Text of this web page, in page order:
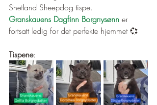
Shetland Sheepdog tispe.
Granskauens Dagfinn Borgnysønn er
fortsatt ledig for det perfekte hjemmet 💞
Tispene: